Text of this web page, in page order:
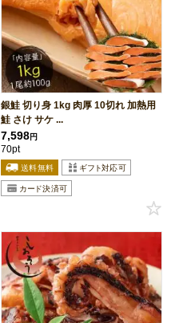
銀鮭 切り身 1kg 肉厚 10切れ 加熱用
鮭 さけ サケ ...
7,598円
70pt